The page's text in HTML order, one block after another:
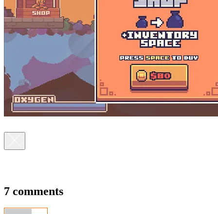
7 comments